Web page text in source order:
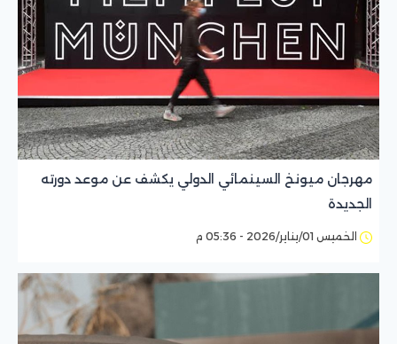
مهرجان ميونخ السينمائي الدولي يكشف عن موعد دورته
الجديدة
الخميس 01/يناير/2026 - 05:36 م